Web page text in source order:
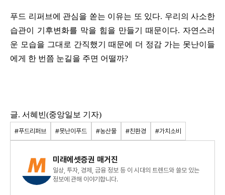
푸드 리퍼브에 관심을 쏟는 이유는 또 있다. 우리의 사소한
습관이 기후변화를 막을 힘을 만들기 때문이다. 자연스러
운 모습을 그대로 간직했기 때문에 더 정감 가는 못난이들
에게 한 번쯤 눈길을 주면 어떨까?
글. 서혜빈(중앙일보 기자)
#푸드리퍼브 #못난이푸드 #농산물 #친환경 #가치소비
미래에셋증권 매거진
일상, 투자, 경제, 금융 정보 등 이 시대의 트렌드와 쓸모 있는
정보에 관해 이야기합니다.